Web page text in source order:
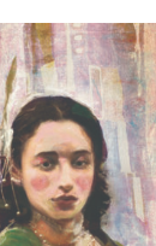
administratif